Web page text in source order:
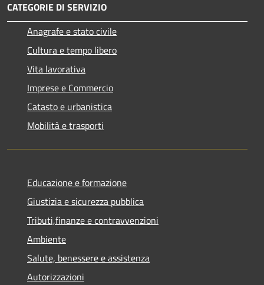
CATEGORIE DI SERVIZIO
Anagrafe e stato civile
Cultura e tempo libero
Vita lavorativa
Imprese e Commercio
Catasto e urbanistica
Mobilità e trasporti
Educazione e formazione
Giustizia e sicurezza pubblica
Tributi,finanze e contravvenzioni
Ambiente
Salute, benessere e assistenza
Autorizzazioni